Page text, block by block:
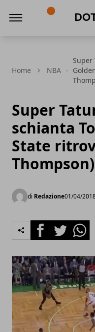
Home NBA
Super
Super
schianta
State
Thompson)
di Redazione01/04/
FacebookTwitter